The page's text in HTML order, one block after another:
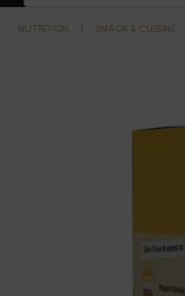
NUTRITION SNACK & CUISINE